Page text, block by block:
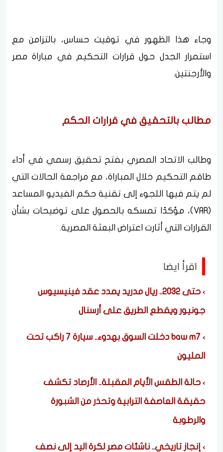
وجاء هذا الظهور في توقيت حساس، بالتزامن مع
استمرار الجدل حول قرارات التحكيم في مباراة مصر
والأرجنتين.
مطالب بالتحقيق في قرارات الحكم
وطالب الاتحاد المصري بفتح تحقيق رسمي في أداء
طاقم التحكيم خلال المباراة، مع مراجعة الحالات التي
لم يتم فيها اللجوء إلى تقنية حكم الفيديو المساعد
(VAR)، مؤكدًا تمسكه بالحصول على توضيحات بشأن
القرارات التي أثارت اعتراض البعثة المصرية.
اقرأ ايضا
حتى 2032.. ريال مدريد يمدد عقد فينيسيوس
جونيور ويقطع الطريق على أرسنال
baw m7 دخلت السوق بهدوء.. سيارة 7 راكب تحت
المليون
حالة الطقس الأيام المقبلة.. الأرصاد تكشف
حقيقة العاصفة الترابية وتحذر من الشبورة
والرطوبة
إنجاز تاريخي.. ناشئات مصر لكرة اليد إلى نصف